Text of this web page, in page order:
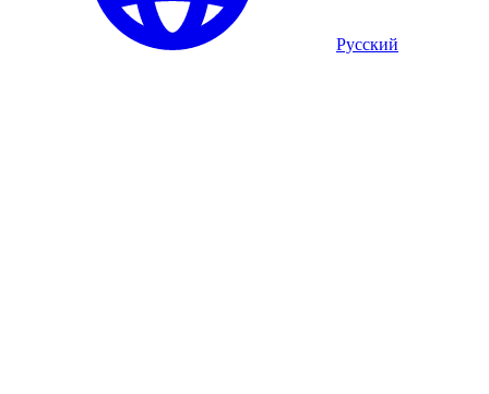
Русский